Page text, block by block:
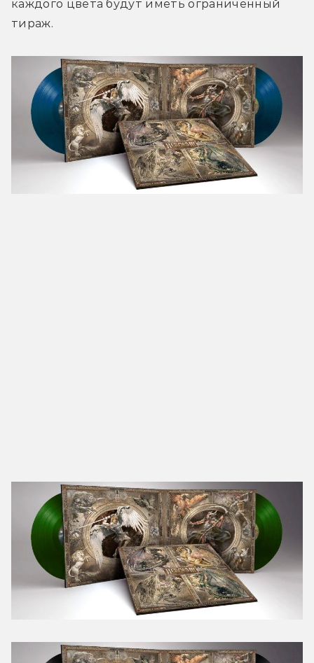
каждого цвета будут иметь ограниченный
тираж.